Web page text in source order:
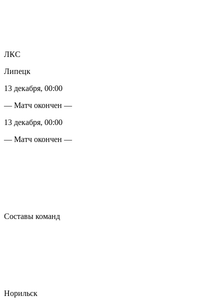
ЛКС
Липецк
13 декабря, 00:00
— Матч окончен —
13 декабря, 00:00
— Матч окончен —
Составы команд
Норильск